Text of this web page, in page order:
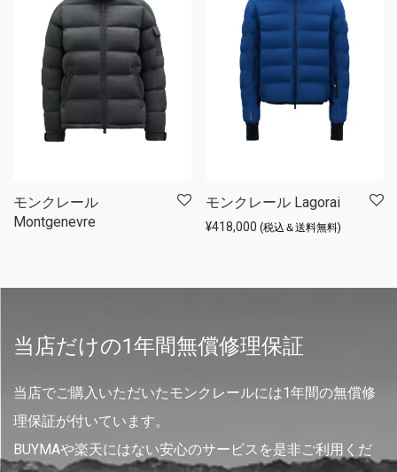
モンクレール
Montgenevre
モンクレール Lagorai
¥418,000 (税込＆送料無料)
当店だけの1年間無償修理保証
当店でご購入いただいたモンクレールには1年間の無償修
理保証が付いています。
BUYMAや楽天にはない安心のサービスを是非ご利用くだ